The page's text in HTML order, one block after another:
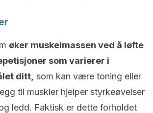
øker muskelmassen ved å løfte
som varierer i
ditt, som kan være toning eller
til muskler hjelper styrkeøvelser
ledd. Faktisk er dette forholdet